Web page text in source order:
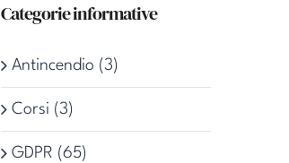
Categorie informative
Antincendio (3)
Corsi (3)
GDPR (65)